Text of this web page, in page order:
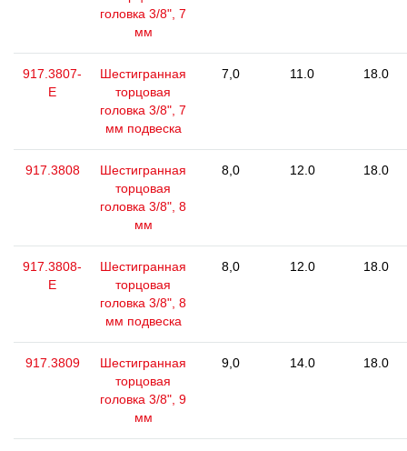
головка 3/8", 7
мм
917.3807-
E
Шестигранная
торцовая
головка 3/8", 7
мм подвеска
7,0 11.0 18.0
917.3808
Шестигранная
торцовая
головка 3/8", 8
мм
8,0 12.0 18.0
917.3808-
E
Шестигранная
торцовая
головка 3/8", 8
мм подвеска
8,0 12.0 18.0
917.3809
Шестигранная
торцовая
головка 3/8", 9
мм
9,0 14.0 18.0